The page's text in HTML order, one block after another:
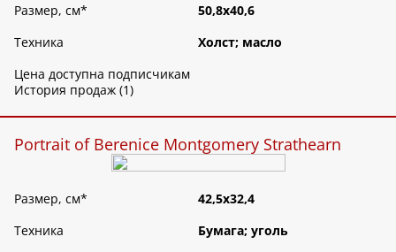
Размер, см*
50,8х40,6
Техника
Холст; масло
Цена доступна подписчикам
История продаж (1)
Portrait of Berenice Montgomery Strathearn
Размер, см*
42,5х32,4
Техника
Бумага; уголь